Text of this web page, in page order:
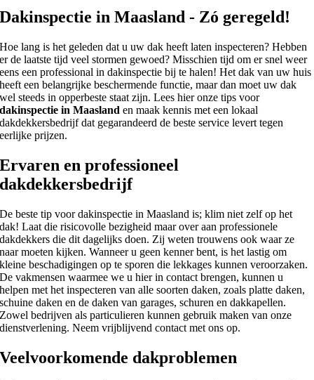
Dakinspectie in Maasland - Zó geregeld!
Hoe lang is het geleden dat u uw dak heeft laten inspecteren? Hebben
er de laatste tijd veel stormen gewoed? Misschien tijd om er snel weer
eens een professional in dakinspectie bij te halen! Het dak van uw huis
heeft een belangrijke beschermende functie, maar dan moet uw dak
wel steeds in opperbeste staat zijn. Lees hier onze tips voor
dakinspectie in Maasland en maak kennis met een lokaal
dakdekkersbedrijf dat gegarandeerd de beste service levert tegen
eerlijke prijzen.
Ervaren en professioneel
dakdekkersbedrijf
De beste tip voor dakinspectie in Maasland is; klim niet zelf op het
dak! Laat die risicovolle bezigheid maar over aan professionele
dakdekkers die dit dagelijks doen. Zij weten trouwens ook waar ze
naar moeten kijken. Wanneer u geen kenner bent, is het lastig om
kleine beschadigingen op te sporen die lekkages kunnen veroorzaken.
De vakmensen waarmee we u hier in contact brengen, kunnen u
helpen met het inspecteren van alle soorten daken, zoals platte daken,
schuine daken en de daken van garages, schuren en dakkapellen.
Zowel bedrijven als particulieren kunnen gebruik maken van onze
dienstverlening. Neem vrijblijvend contact met ons op.
Veelvoorkomende dakproblemen